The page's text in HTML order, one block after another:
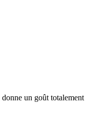
un goût totalement